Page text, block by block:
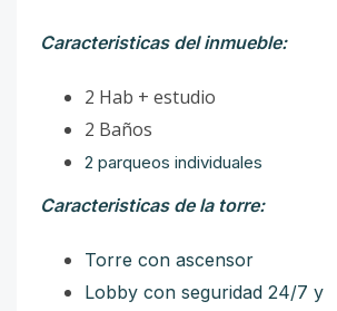
Caracteristicas del inmueble:
2 Hab + estudio
2 Baños
2 parqueos individuales
Caracteristicas de la torre:
Torre con ascensor
Lobby con seguridad 24/7 y